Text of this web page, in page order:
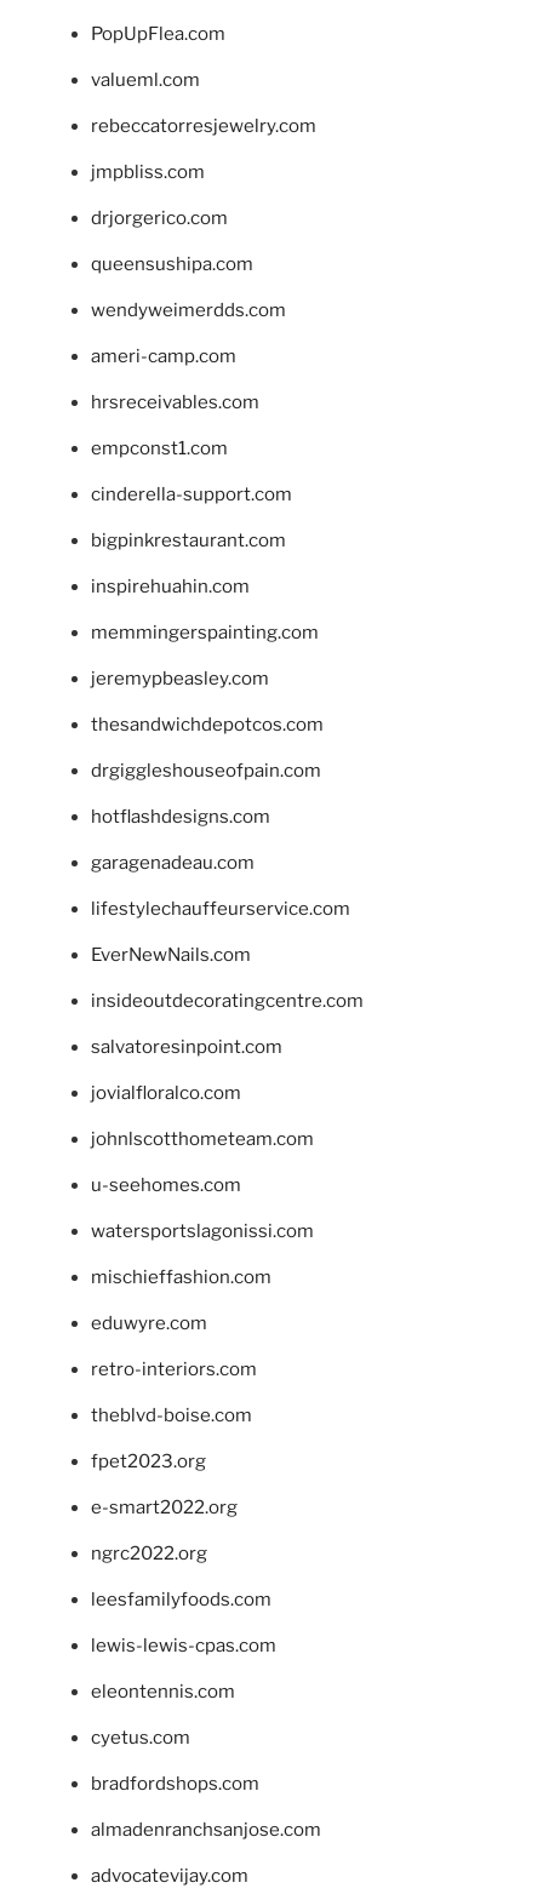
PopUpFlea.com
valueml.com
rebeccatorresjewelry.com
jmpbliss.com
drjorgerico.com
queensushipa.com
wendyweimerdds.com
ameri-camp.com
hrsreceivables.com
empconst1.com
cinderella-support.com
bigpinkrestaurant.com
inspirehuahin.com
memmingerspainting.com
jeremypbeasley.com
thesandwichdepotcos.com
drgiggleshouseofpain.com
hotflashdesigns.com
garagenadeau.com
lifestylechauffeurservice.com
EverNewNails.com
insideoutdecoratingcentre.com
salvatoresinpoint.com
jovialfloralco.com
johnlscotthometeam.com
u-seehomes.com
watersportslagonissi.com
mischieffashion.com
eduwyre.com
retro-interiors.com
theblvd-boise.com
fpet2023.org
e-smart2022.org
ngrc2022.org
leesfamilyfoods.com
lewis-lewis-cpas.com
eleontennis.com
cyetus.com
bradfordshops.com
almadenranchsanjose.com
advocatevijay.com